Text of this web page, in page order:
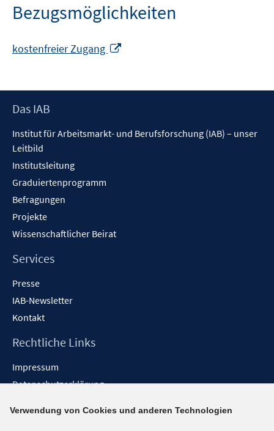
Bezugsmöglichkeiten
kostenfreier Zugang
öffnen
Footer
Das IAB
Institut für Arbeitsmarkt- und Berufsforschung (IAB) – unser
Leitbild
Institutsleitung
Graduiertenprogramm
Befragungen
Projekte
Wissenschaftlicher Beirat
Services
Presse
IAB-Newsletter
Kontakt
Rechtliche Links
Impressum
Datenschutzerklärung
Barrieren melden
Verwendung von Cookies und anderen Technologien